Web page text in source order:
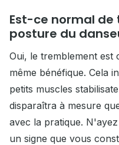
Est-ce normal
posture du
Oui, le tremblement est
même bénéfique. Cela
petits muscles
disparaîtra à mesure
avec la pratique.
un signe que vous